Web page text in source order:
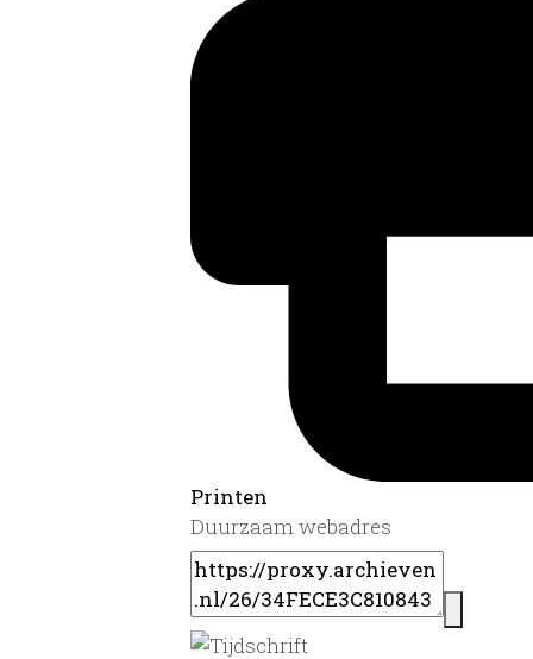
Printen
Duurzaam webadres